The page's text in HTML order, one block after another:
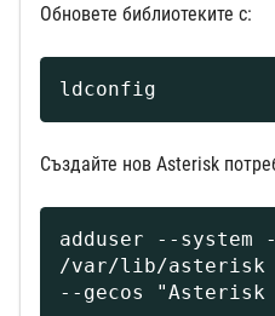
Обновете библиотеките с:
ldconfig
Създайте нов Asterisk
adduser --system
/var/lib/asterisk
--gecos "Asterisk